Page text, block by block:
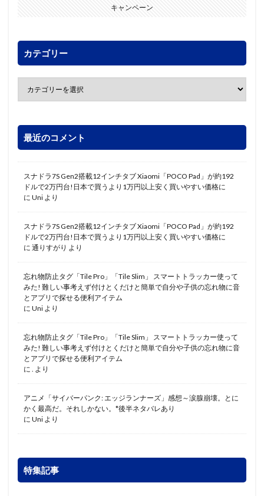
キャンペーン
カテゴリー
最近のコメント
スナドラ7S Gen2搭載12インチタブ Xiaomi「POCO Pad」が約192
ドルで2万円台!日本で買うより1万円以上安く買いやすい価格に
に Uni より
スナドラ7S Gen2搭載12インチタブ Xiaomi「POCO Pad」が約192
ドルで2万円台!日本で買うより1万円以上安く買いやすい価格に
に 通りすがり より
忘れ物防止タグ「Tile Pro」「Tile Slim」 スマートトラッカー使って
みた! 難しい事考えず付けとくだけと簡単で自分や子供の忘れ物に音
とアプリで探せる便利アイテム
に Uni より
忘れ物防止タグ「Tile Pro」「Tile Slim」 スマートトラッカー使って
みた! 難しい事考えず付けとくだけと簡単で自分や子供の忘れ物に音
とアプリで探せる便利アイテム
に
より
アニメ「サイバーパンク: エッジランナーズ」感想～涙腺崩壊。とに
かく最高だ。それしかない。*後半ネタバレあり
に Uni より
特集記事